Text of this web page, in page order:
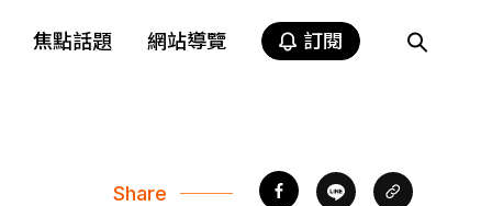
焦點話題 網站導覽 訂閱
Share